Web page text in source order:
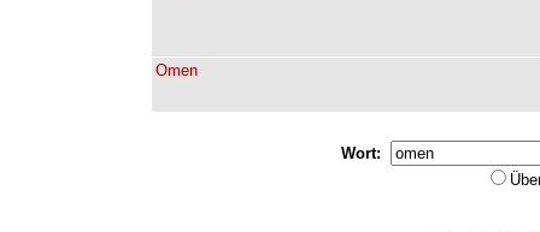
Omen
Wort: